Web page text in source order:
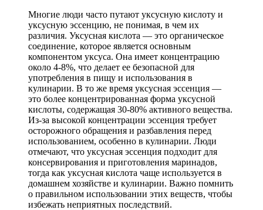
Многие люди часто путают уксусную кислоту и
уксусную эссенцию, не понимая, в чем их
различия. Уксусная кислота — это органическое
соединение, которое является основным
компонентом уксуса. Она имеет концентрацию
около 4-8%, что делает ее безопасной для
употребления в пищу и использования в
кулинарии. В то же время уксусная эссенция —
это более концентрированная форма уксусной
кислоты, содержащая 30-80% активного вещества.
Из-за высокой концентрации эссенция требует
осторожного обращения и разбавления перед
использованием, особенно в кулинарии. Люди
отмечают, что уксусная эссенция подходит для
консервирования и приготовления маринадов,
тогда как уксусная кислота чаще используется в
домашнем хозяйстве и кулинарии. Важно помнить
о правильном использовании этих веществ, чтобы
избежать неприятных последствий.